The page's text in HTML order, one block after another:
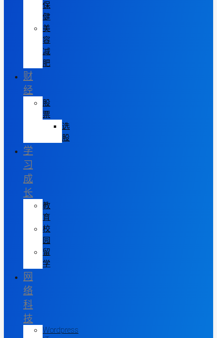
保
健
美
容
减
肥
财
经
股
票
选
股
学
习
成
长
教
育
校
园
留
学
网
络
科
技
Wordpress